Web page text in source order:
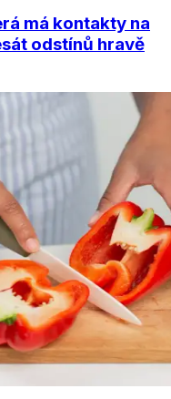
má kontakty na
odstínů hravě